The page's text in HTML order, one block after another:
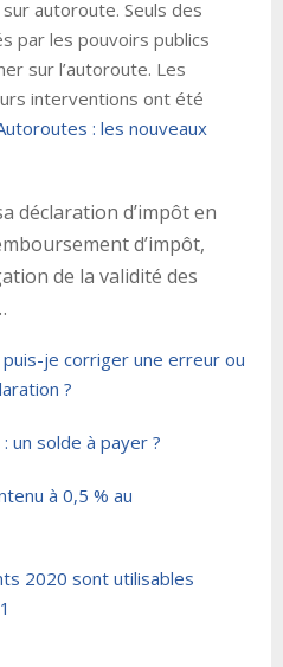
autoroute. Seuls des
par les pouvoirs publics
sur l’autoroute. Les
interventions ont été
: les nouveaux
déclaration d’impôt en
d’impôt,
de la validité des
je corriger une erreur ou
?
un solde à payer ?
à 0,5 % au
2020 sont utilisables